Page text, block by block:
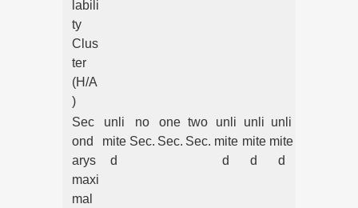
labili
ty
Clus
ter
(H/A
)
Sec
ond
arys
maxi
mal
unli
mite
d
no
Sec.
one
Sec.
two
Sec.
unli
mite
d
unli
mite
d
unli
mite
d